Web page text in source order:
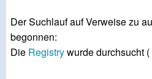
Der Suchlauf auf Verweise zu
begonnen:
Die Registrywurde durchsucht